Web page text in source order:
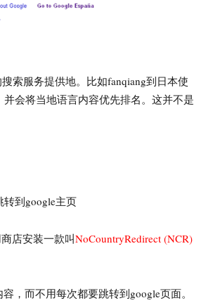
索服务提供地。比如fanqiang到日本使
会将当地语言内容优先排名。这并不是
转到google主页
店安装一款叫NoCountryRedirect (NCR)
，而不用每次都要跳转到google页面。